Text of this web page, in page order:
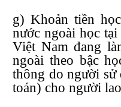
g) Khoản tiền
nước ngoài học
Việt Nam đang
ngoài theo bậc
thông do người sử
toán) cho người